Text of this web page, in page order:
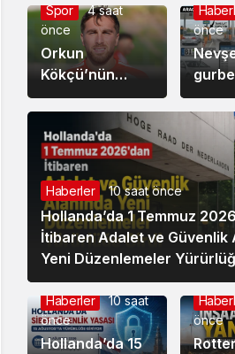
Hollanda Pazar
Araştırması
raporlarında
neler var?
Spor
4 saat
önce
Orkun
Kökçü’nün
kardeşi Ozan
Can Kökçü de
Türkiye’de
forma giyiyor
önce
oldu:
Haberler 10 saat önce
Hollanda’da 1 Temmuz
İtibaren Adalet ve Güvenlik
Yeni Düzenlemeler
Haberler
10 saat
önce
Hollanda’da 15
önce